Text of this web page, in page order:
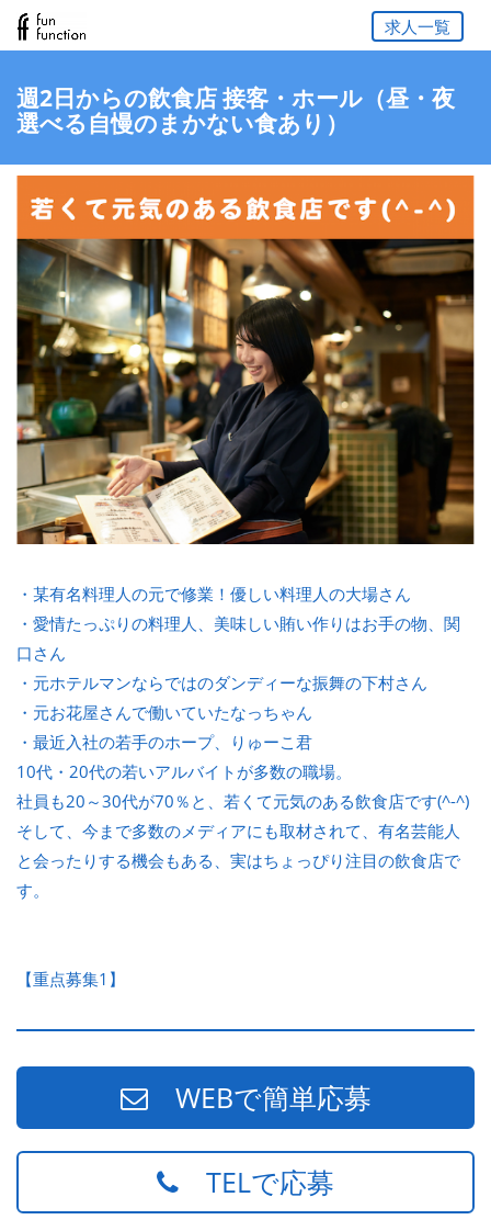
求人一覧
週2日からの飲食店 接客・ホール（昼・夜
選べる自慢のまかない食あり）
・某有名料理人の元で修業！優しい料理人の大場さん
・愛情たっぷりの料理人、美味しい賄い作りはお手の物、関
口さん
・元ホテルマンならではのダンディーな振舞の下村さん
・元お花屋さんで働いていたなっちゃん
・最近入社の若手のホープ、りゅーこ君
10代・20代の若いアルバイトが多数の職場。
社員も20～30代が70％と、若くて元気のある飲食店です(^-^)
そして、今まで多数のメディアにも取材されて、有名芸能人
と会ったりする機会もある、実はちょっぴり注目の飲食店で
す。
【重点募集1】
WEBで簡単応募
TELで応募